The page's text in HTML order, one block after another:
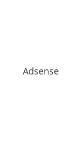
Adsense